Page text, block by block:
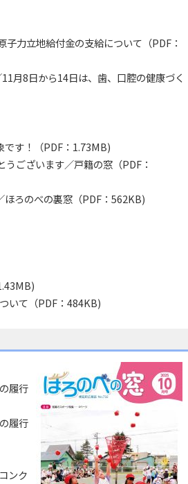
力立地給付金の支給について（PDF：
月8日から14日は、歯、口腔の健康づく
です！（PDF：1.73MB)
ございます／戸籍の窓（PDF：
ろのべの裏窓（PDF：562KB)
いて（PDF：484KB)
履行
履行
ンク